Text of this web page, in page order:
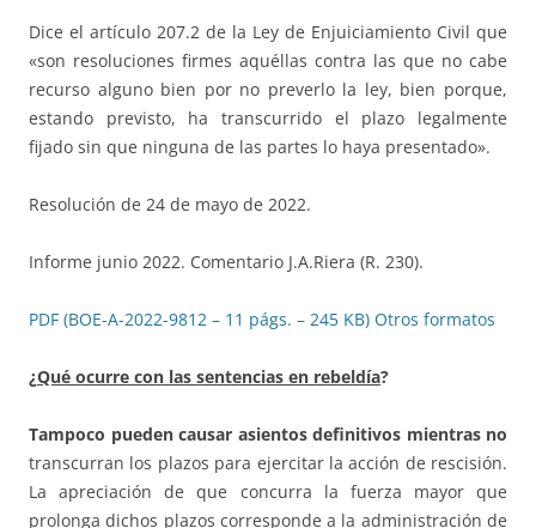
Dice el artículo 207.2 de la Ley de Enjuiciamiento Civil que
«son resoluciones firmes aquéllas contra las que no cabe
recurso alguno bien por no preverlo la ley, bien porque,
estando previsto, ha transcurrido el plazo legalmente
fijado sin que ninguna de las partes lo haya presentado».
Resolución de 24 de mayo de 2022.
Informe junio 2022. Comentario J.A.Riera (R. 230).
PDF (BOE-A-2022-9812 – 11 págs. – 245 KB) Otros formatos
¿Qué ocurre con las sentencias en rebeldía?
Tampoco pueden causar asientos definitivos mientras no
transcurran los plazos para ejercitar la acción de rescisión.
La apreciación de que concurra la fuerza mayor que
prolonga dichos plazos corresponde a la administración de